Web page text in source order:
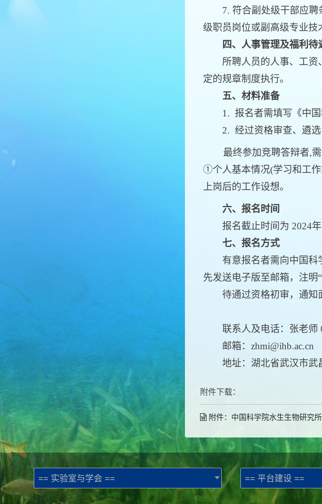
7. 符合副处级干部应聘
级职员岗位或副高级专业技
四、人事管理及福利待
所聘人员的人事、工资、
定的规章制度执行。
五、材料准备
1. 报名者需填写《中国
2. 经过资格审查、遴选
最终参加竞聘答辩者,
①个人基本情况(学习和工
上岗后的工作设想。
六、报名时间
报名截止时间为 2024年
七、报名方式
有意报名者需向中国科学
先发送电子版至邮箱，注明
待通过资格初审，通知面
联系人及电话：张老师
邮箱：zhmi@ihb.ac.cn
地址：湖北省武汉市武
附件下载：
附件：中国科学院水生生物研究
== 实验室与学会 == == 平台建设 ==